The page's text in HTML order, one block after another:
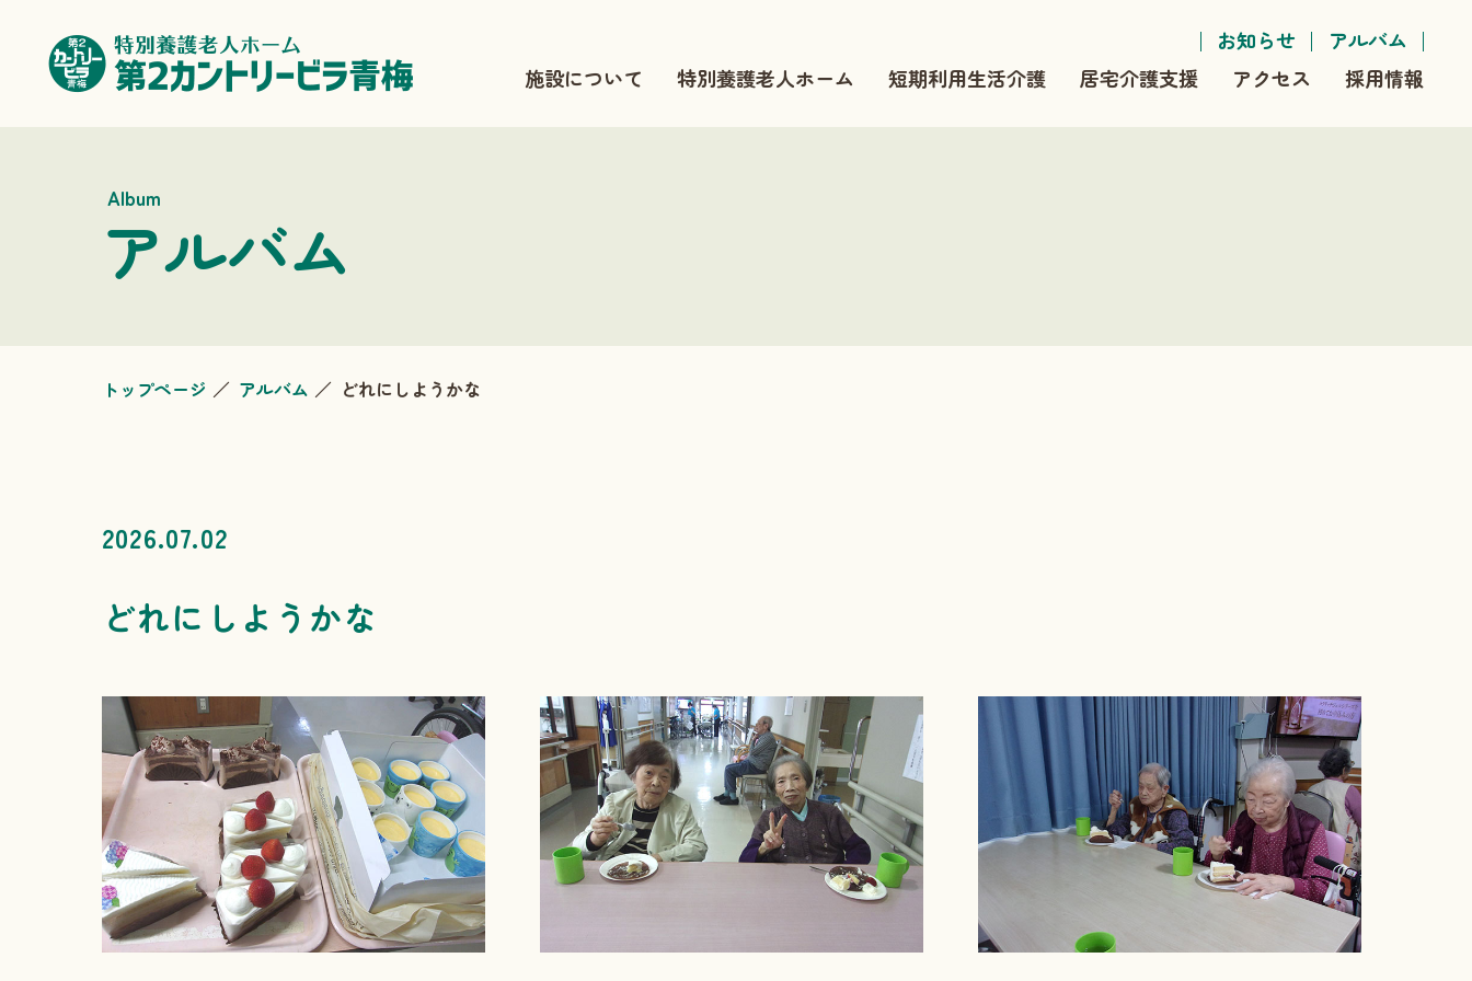
お知らせ
アルバム
施設について
特別養護老人ホーム 短期利用生活介護 居宅介護支援 アクセス 採用情報
Album
アルバム
トップページ アルバム どれにしようかな
2026.07.02
どれにしようかな